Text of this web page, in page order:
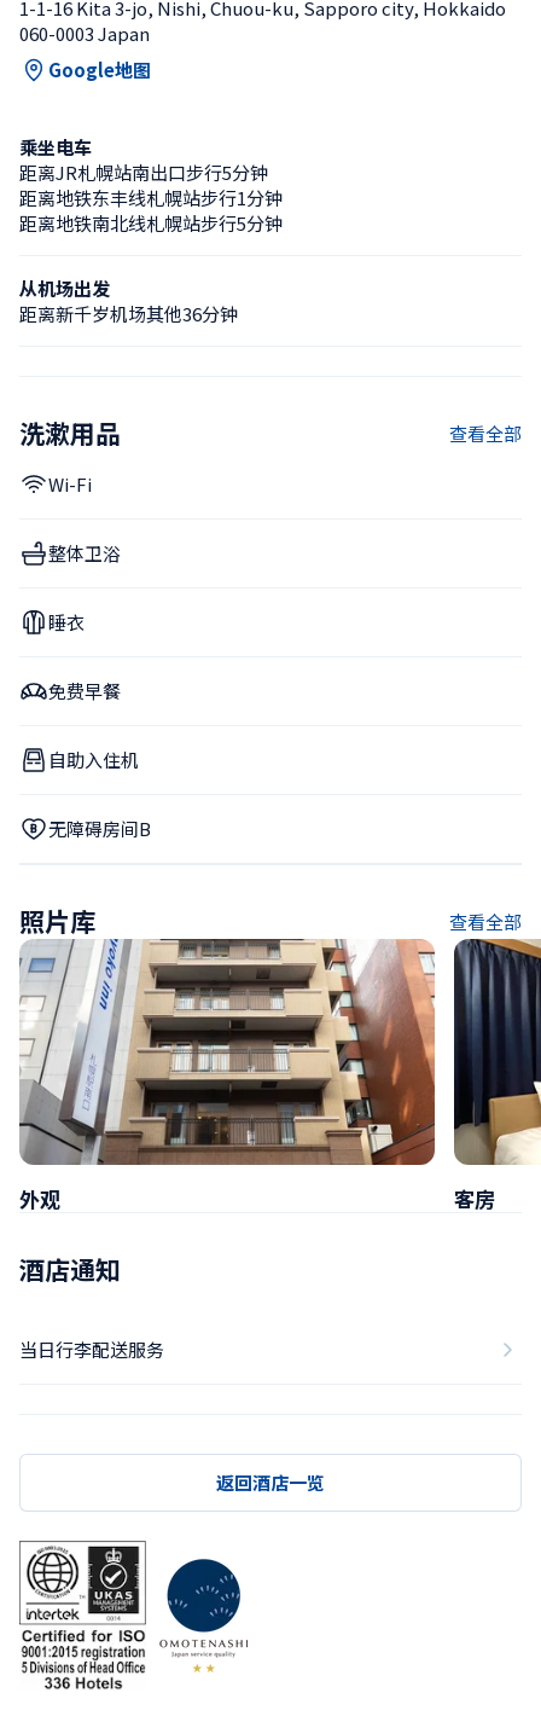
1-1-16 Kita 3-jo, Nishi, Chuou-ku, Sapporo city, Hokkaido
060-0003 Japan
Google地图
乘坐电车
距离JR札幌站南出口步行5分钟
距离地铁东丰线札幌站步行1分钟
距离地铁南北线札幌站步行5分钟
从机场出发
距离新千岁机场其他36分钟
洗漱用品 查看全部
Wi-Fi
整体卫浴
睡衣
免费早餐
自助入住机
无障碍房间B
照片库 查看全部
外观 客房
酒店通知
当日行李配送服务
返回酒店一览